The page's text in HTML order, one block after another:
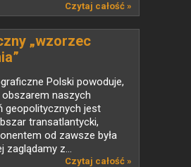
Czytaj całość »
„wzorzec
Polski powoduje,
naszych
geopolitycznych jest
transatlantycki,
od zawsze była
zaglądamy z...
Czytaj całość »